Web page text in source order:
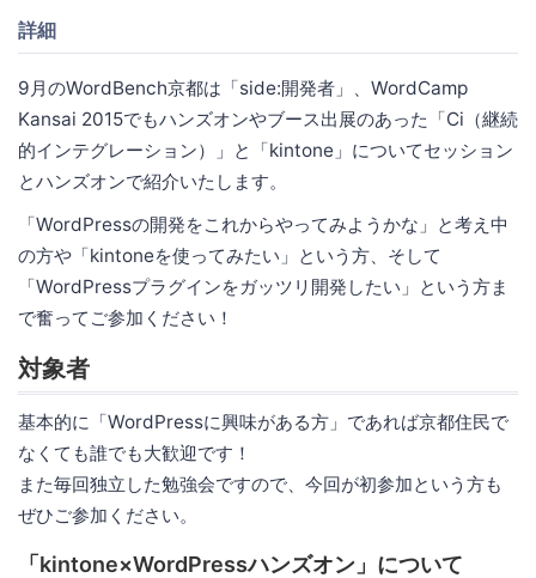
詳細
9月のWordBench京都は「side:開発者」、WordCamp
Kansai 2015でもハンズオンやブース出展のあった「Ci（継続
的インテグレーション）」と「kintone」についてセッション
とハンズオンで紹介いたします。
「WordPressの開発をこれからやってみようかな」と考え中
の方や「kintoneを使ってみたい」という方、そして
「WordPressプラグインをガッツリ開発したい」という方ま
で奮ってご参加ください！
対象者
基本的に「WordPressに興味がある方」であれば京都住民で
なくても誰でも大歓迎です！
また毎回独立した勉強会ですので、今回が初参加という方も
ぜひご参加ください。
「kintone×WordPressハンズオン」について